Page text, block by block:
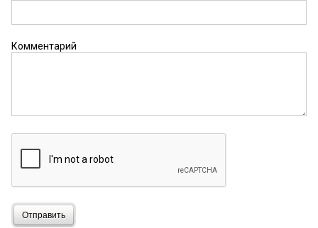
Комментарий
Отправить